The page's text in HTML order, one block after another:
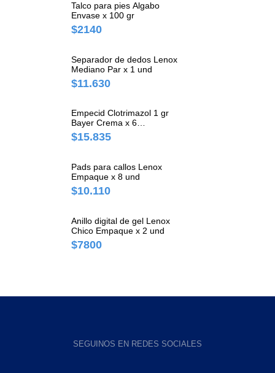
Talco para pies Algabo
Envase x 100 gr
$2140
Separador de dedos Lenox
Mediano Par x 1 und
$11.630
Empecid Clotrimazol 1 gr
Bayer Crema x 6
Comprimidos
$15.835
Pads para callos Lenox
Empaque x 8 und
$10.110
Anillo digital de gel Lenox
Chico Empaque x 2 und
$7800
SEGUINOS EN REDES SOCIALES